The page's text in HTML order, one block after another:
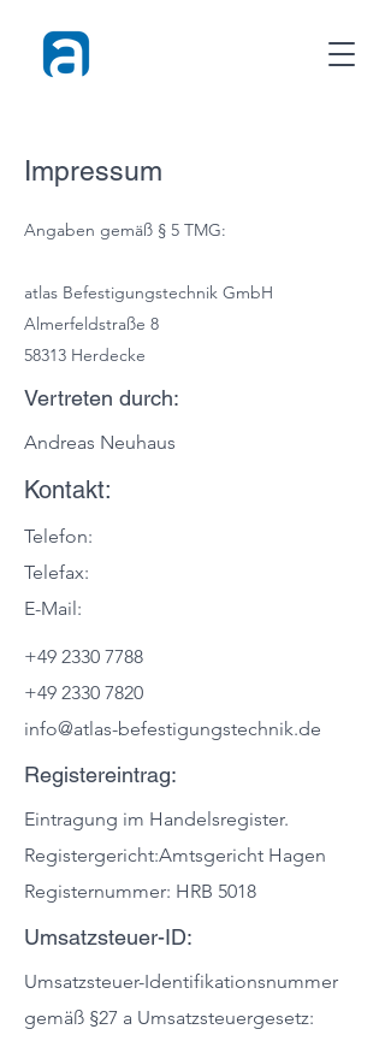
Impressum
Angaben gemäß § 5 TMG:
atlas Befestigungstechnik GmbH
Almerfeldstraße 8
58313 Herdecke
Vertreten durch:
Andreas Neuhaus
Kontakt:
Telefon:
Telefax:
E-Mail:
+49 2330 7788
+49 2330 7820
info@atlas-befestigungstechnik.de
Registereintrag:
Eintragung im Handelsregister.
Registergericht:Amtsgericht Hagen
Registernummer: HRB 5018
Umsatzsteuer-ID:
Umsatzsteuer-Identifikationsnummer
gemäß §27 a Umsatzsteuergesetz: